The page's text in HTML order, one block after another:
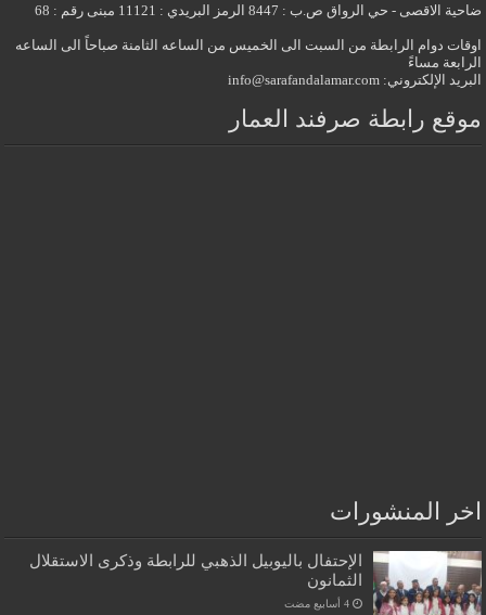
ضاحية الاقصى - حي الرواق ص.ب : 8447 الرمز البريدي : 11121 مبنى رقم : 68
اوقات دوام الرابطة من السبت الى الخميس من الساعه الثامنة صباحاً الى الساعه
الرابعة مساءً
البريد الإلكتروني: info@sarafandalamar.com
موقع رابطة صرفند العمار
اخر المنشورات
الإحتفال باليوبيل الذهبي للرابطة وذكرى الاستقلال
الثمانون
‏4 أسابيع مضت